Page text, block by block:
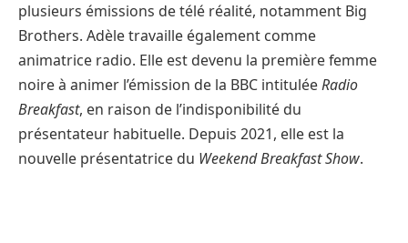
plusieurs émissions de télé réalité, notamment Big
Brothers. Adèle travaille également comme
animatrice radio. Elle est devenu la première femme
noire à animer l’émission de la BBC intituléeRadio
Breakfast, en raison de l’indisponibilité du
présentateur habituelle. Depuis 2021, elle est la
nouvelle présentatrice du Weekend Breakfast Show.